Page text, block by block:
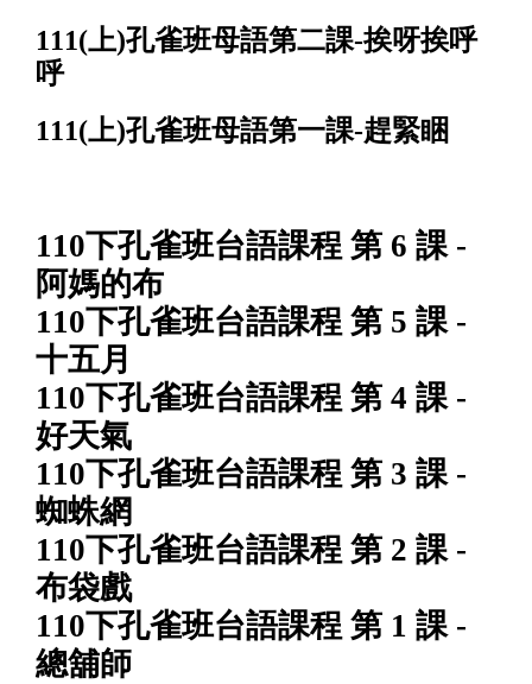
111(上)孔雀班母語第二課-挨呀挨呼
呼
111(上)孔雀班母語第一課-趕緊睏
110下孔雀班台語課程 第 6 課 -
阿媽的布
110下孔雀班台語課程 第 5 課 -
十五月
110下孔雀班台語課程 第 4 課 -
好天氣
110下孔雀班台語課程 第 3 課 -
蜘蛛網
110下孔雀班台語課程 第 2 課 -
布袋戲
110下孔雀班台語課程 第 1 課 -
總舖師